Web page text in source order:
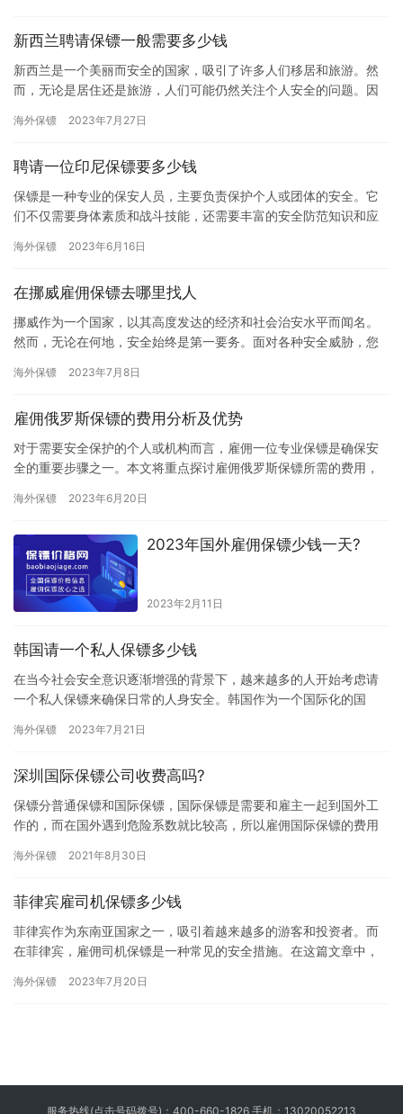
新西兰聘请保镖一般需要多少钱
新西兰是一个美丽而安全的国家，吸引了许多人们移居和旅游。然
而，无论是居住还是旅游，人们可能仍然关注个人安全的问题。因
西兰…
海外保镖 2023年7月27日
聘请一位印尼保镖要多少钱
保镖是一种专业的保安人员，主要负责保护个人或团体的安全。它
们不仅需要身体素质和战斗技能，还需要丰富的安全防范知识和应
多个角…
海外保镖 2023年6月16日
在挪威雇佣保镖去哪里找人
挪威作为一个国家，以其高度发达的经济和社会治安水平而闻名。
然而，无论在何地，安全始终是第一要务。面对各种安全威胁，您
顾之忧…
海外保镖 2023年7月8日
雇佣俄罗斯保镖的费用分析及优势
对于需要安全保护的个人或机构而言，雇佣一位专业保镖是确保安
全的重要步骤之一。本文将重点探讨雇佣俄罗斯保镖所需的费用，
因素…
海外保镖 2023年6月20日
2023年国外雇佣保镖少钱一天?
2023年2月11日
韩国请一个私人保镖多少钱
在当今社会安全意识逐渐增强的背景下，越来越多的人开始考虑请
一个私人保镖来确保日常的人身安全。韩国作为一个国际化的国
请一个私…
海外保镖 2023年7月21日
深圳国际保镖公司收费高吗?
保镖分普通保镖和国际保镖，国际保镖是需要和雇主一起到国外工
作的，而在国外遇到危险系数就比较高，所以雇佣国际保镖的费用
深圳国…
海外保镖 2021年8月30日
菲律宾雇司机保镖多少钱
菲律宾作为东南亚国家之一，吸引着越来越多的游客和投资者。而
在菲律宾，雇佣司机保镖是一种常见的安全措施。在这篇文章中，
律宾…
海外保镖 2023年7月20日
服务热线(点击号码拨号)： 400-660-1826 手机： 13020052213